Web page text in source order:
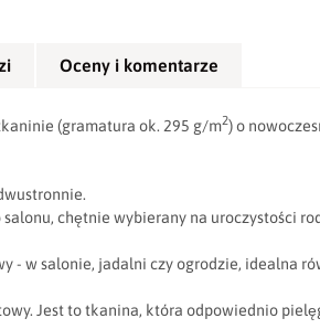
Oceny i komentarze
(gramatura ok. 295 g/m2) o
chętnie wybierany na uroczystości
- w salonie, jadalni czy ogrodzie, idealna
Jest to tkanina, która odpowiednio